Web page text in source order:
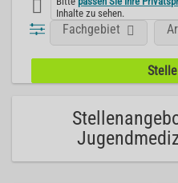
Inhalte zu sehen.
Fachgebiet